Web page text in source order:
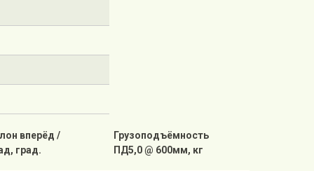
вперёд /
град.
Грузоподъёмность
ПД5,0 @ 600мм, кг